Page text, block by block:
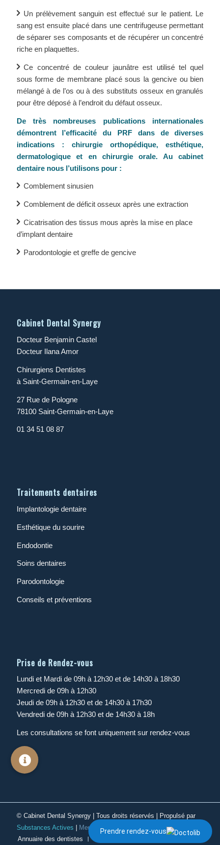
Un prélèvement sanguin est effectué sur le patient. Le
sang est ensuite placé dans une centrifugeuse permettant
de séparer ses composants et de récupérer un concentré
riche en plaquettes.
Ce concentré de couleur jaunâtre est utilisé tel quel
sous forme de membrane placé sous la gencive ou bien
mélangé à de l’os ou à des substituts osseux en granulés
pour être déposé à l’endroit du défaut osseux.
De très nombreuses publications internationales
démontrent l’efficacité du PRF dans de diverses
indications : chirurgie orthopédique, esthétique,
dermatologique et en chirurgie orale. Au cabinet
dentaire nous l’utilisons pour :
Comblement sinusien
Comblement de déficit osseux après une extraction
Cicatrisation des tissus mous après la mise en place
d’implant dentaire
Parodontologie et greffe de gencive
Cabinet Dental Synergy
Docteur Benjamin Castel
Docteur Ilana Amor
Chirurgiens Dentistes
à Saint-Germain-en-Laye
27 Rue de Pologne
78100 Saint-Germain-en-Laye
01 34 51 08 87
Traitements dentaires
Implantologie dentaire
Esthétique du sourire
Endodontie
Soins dentaires
Parodontologie
Conseils et préventions
Prise de Rendez-vous
Lundi et Mardi de 09h à 12h30 et de 14h30 à 18h30
Mercredi de 09h à 12h30
Jeudi de 09h à 12h30 et de 14h30 à 17h30
Vendredi de 09h à 12h30 et de 14h30 à 18h
Les consultations se font uniquement sur rendez-vous
© Cabinet Dental Synergy| Tous droits réservés | Propulsé par
Substances Actives | Mentions légales CO
CTIV
Annuaire des dentistes
Prendre rendez-vous